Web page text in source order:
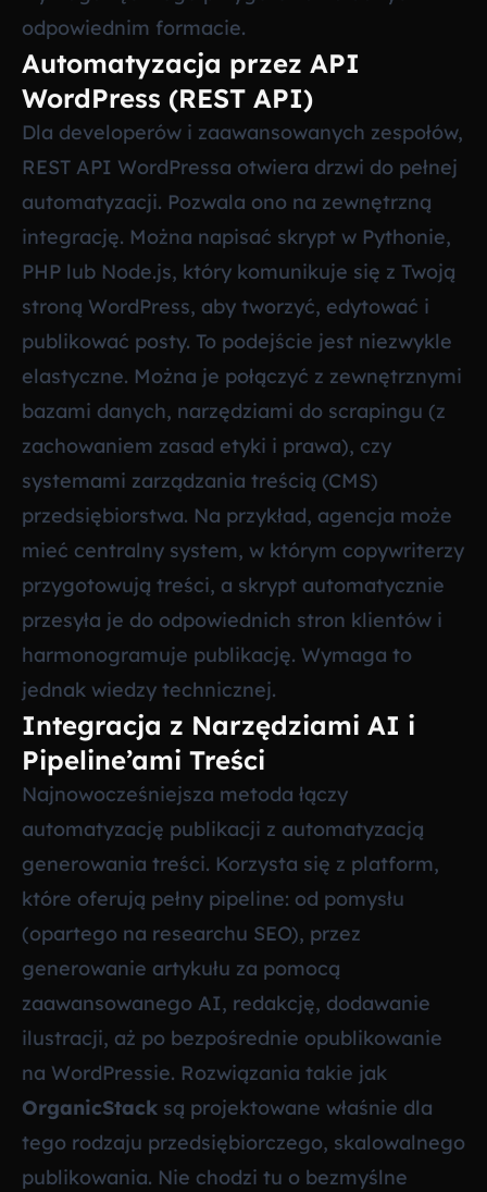
odpowiednim formacie.
Automatyzacja przez API
WordPress (REST API)
Dla developerów i zaawansowanych zespołów,
REST API WordPressa otwiera drzwi do pełnej
automatyzacji. Pozwala ono na zewnętrzną
integrację. Można napisać skrypt w Pythonie,
PHP lub Node.js, który komunikuje się z Twoją
stroną WordPress, aby tworzyć, edytować i
publikować posty. To podejście jest niezwykle
elastyczne. Można je połączyć z zewnętrznymi
bazami danych, narzędziami do scrapingu (z
zachowaniem zasad etyki i prawa), czy
systemami zarządzania treścią (CMS)
przedsiębiorstwa. Na przykład, agencja może
mieć centralny system, w którym copywriterzy
przygotowują treści, a skrypt automatycznie
przesyła je do odpowiednich stron klientów i
harmonogramuje publikację. Wymaga to
jednak wiedzy technicznej.
Integracja z Narzędziami AI i
Pipeline’ami Treści
Najnowocześniejsza metoda łączy
automatyzację publikacji z automatyzacją
generowania treści. Korzysta się z platform,
które oferują pełny pipeline: od pomysłu
(opartego na researchu SEO), przez
generowanie artykułu za pomocą
zaawansowanego AI, redakcję, dodawanie
ilustracji, aż po bezpośrednie opublikowanie
na WordPressie. Rozwiązania takie jak
OrganicStack są projektowane właśnie dla
tego rodzaju przedsiębiorczego, skalowalnego
publikowania. Nie chodzi tu o bezmyślne